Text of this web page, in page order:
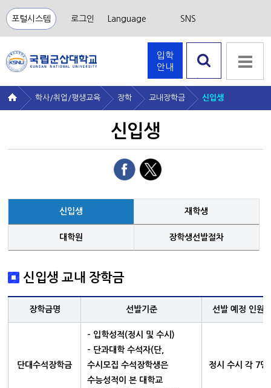
포털시스템 로그인 Language SNS
입학
안내
학사/취업/평생교육 장학 교내장학금 신입생
신입생
신입생 재학생
대학원 장학생선발절차
신입생 교내 장학금
장학금명 선발기준 선발 예정 인원
단대수석장학금
- 입학성적(정시 및 수시)
- 단과대학 수석자(단,
수시모집 수석장학생은
수능성적이 본 대학교
정시 수시 각 7명